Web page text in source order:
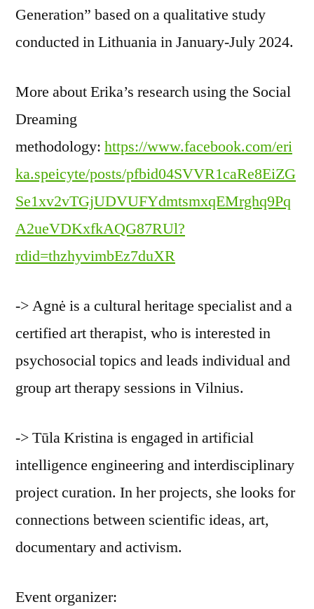
Generation” based on a qualitative study
conducted in Lithuania in January-July 2024.
More about Erika’s research using the Social
Dreaming
methodology: https://www.facebook.com/eri
ka.speicyte/posts/pfbid04SVVR1caRe8EiZG
Se1xv2vTGjUDVUFYdmtsmxqEMrghq9Pq
A2ueVDKxfkAQG87RUl?
rdid=thzhyvimbEz7duXR
-> Agnė is a cultural heritage specialist and a
certified art therapist, who is interested in
psychosocial topics and leads individual and
group art therapy sessions in Vilnius.
-> Tūla Kristina is engaged in artificial
intelligence engineering and interdisciplinary
project curation. In her projects, she looks for
connections between scientific ideas, art,
documentary and activism.
Event organizer: